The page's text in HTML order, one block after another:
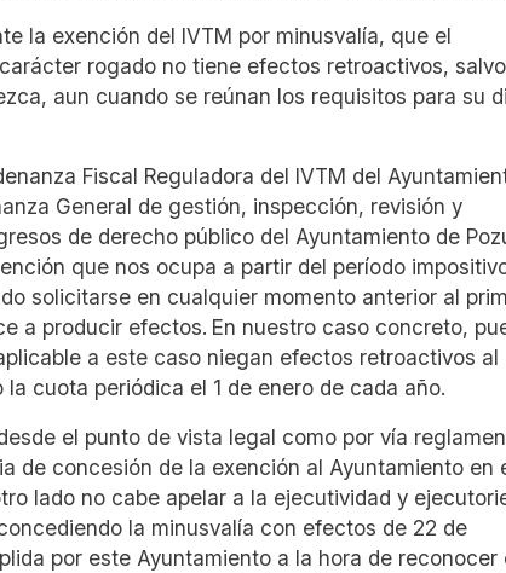
la exención del IVTM por minusvalía, que el
rogado no tiene efectos retroactivos,
aun cuando se reúnan los requisitos para su
Fiscal Reguladora del IVTM del
General de gestión, inspección, revisión y
de derecho público del Ayuntamiento de
que nos ocupa a partir del período
solicitarse en cualquier momento anterior al
a producir efectos. En nuestro caso concreto,
a este caso niegan efectos retroactivos al
cuota periódica el 1 de enero de cada año.
el punto de vista legal como por vía
de concesión de la exención al Ayuntamiento en
lado no cabe apelar a la ejecutividad y
la minusvalía con efectos de 22 de
por este Ayuntamiento a la hora de reconocer